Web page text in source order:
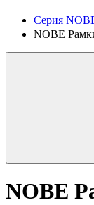
Серия
NOBE
NOBE